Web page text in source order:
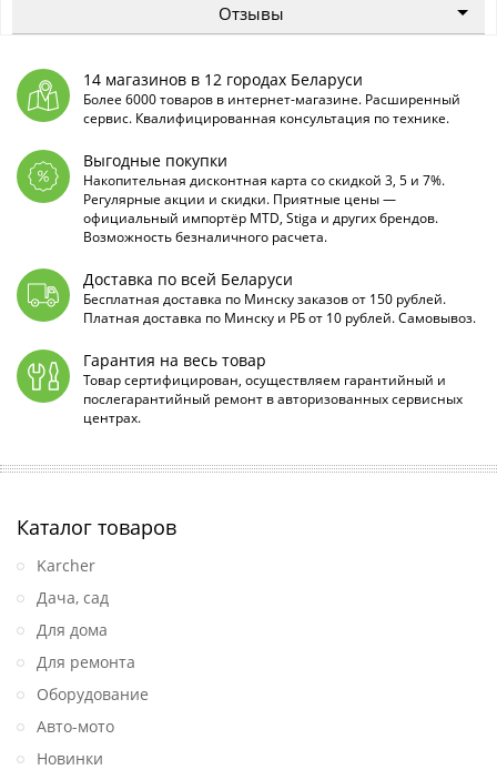
Отзывы
14 магазинов в 12 городах Беларуси
Более 6000 товаров в интернет-магазине. Расширенный
сервис. Квалифицированная консультация по технике.
Выгодные покупки
Накопительная дисконтная карта со скидкой 3, 5 и 7%.
Регулярные акции и скидки. Приятные цены —
официальный импортёр MTD, Stiga и других брендов.
Возможность безналичного расчета.
Доставка по всей Беларуси
Бесплатная доставка по Минску заказов от 150 рублей.
Платная доставка по Минску и РБ от 10 рублей. Самовывоз.
Гарантия на весь товар
Товар сертифицирован, осуществляем гарантийный и
послегарантийный ремонт в авторизованных сервисных
центрах.
Каталог товаров
Karcher
Дача, сад
Для дома
Для ремонта
Оборудование
Авто-мото
Новинки